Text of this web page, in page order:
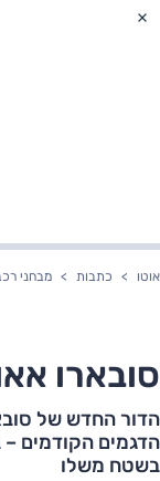
אוטו כתבות מבחני
סובארו
הדור החדש של
הדגמים הקודמים –
בשטח משלו